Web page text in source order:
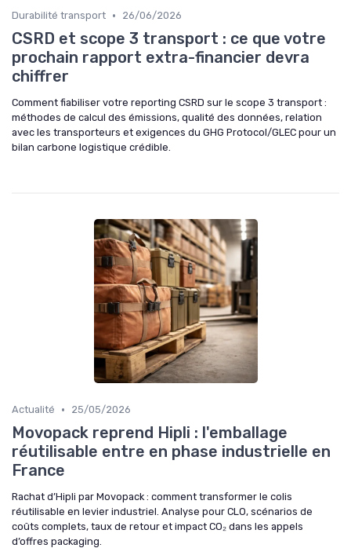
Durabilité transport • 26/06/2026
CSRD et scope 3 transport : ce que votre
prochain rapport extra-financier devra
chiffrer
Comment fiabiliser votre reporting CSRD sur le scope 3 transport :
méthodes de calcul des émissions, qualité des données, relation
avec les transporteurs et exigences du GHG Protocol/GLEC pour un
bilan carbone logistique crédible.
Actualité • 25/05/2026
Movopack reprend Hipli : l'emballage
réutilisable entre en phase industrielle en
France
Rachat d’Hipli par Movopack : comment transformer le colis
réutilisable en levier industriel. Analyse pour CLO, scénarios de
coûts complets, taux de retour et impact CO₂ dans les appels
d’offres packaging.